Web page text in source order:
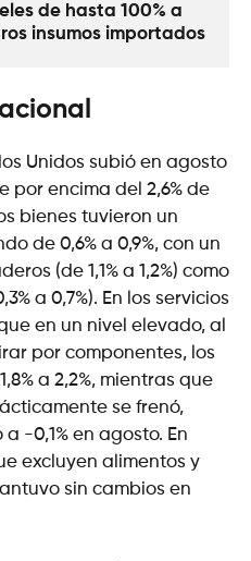
de hasta 100% a
insumos importados
Unidos subió en agosto
por encima del 2,6% de
bienes tuvieron un
de 0,6% a 0,9%, con un
(de 1,1% a 1,2%) como
a 0,7%). En los servicios
en un nivel elevado, al
por componentes, los
a 2,2%, mientras que
se frenó,
-0,1% en agosto. En
excluyen alimentos y
sin cambios en